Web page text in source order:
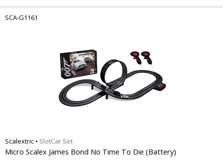
SCA-G1161
Scalextric • SlotCar Set
Micro Scalex James Bond No Time To Die (Battery)